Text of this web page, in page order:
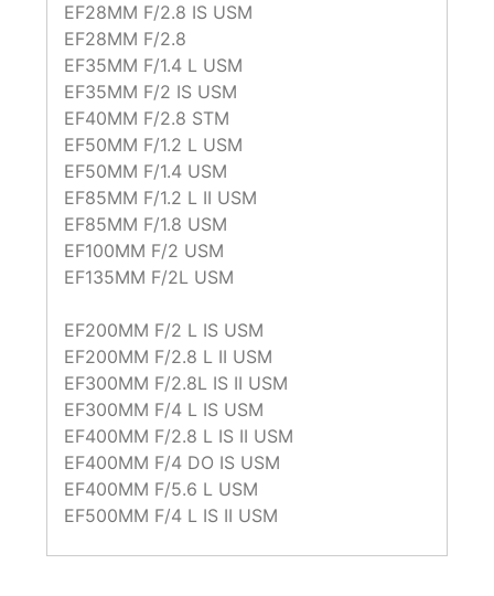
EF28MM F/2.8 IS USM
EF28MM F/2.8
EF35MM F/1.4 L USM
EF35MM F/2 IS USM
EF40MM F/2.8 STM
EF50MM F/1.2 L USM
EF50MM F/1.4 USM
EF85MM F/1.2 L II USM
EF85MM F/1.8 USM
EF100MM F/2 USM
EF135MM F/2L USM
EF200MM F/2 L IS USM
EF200MM F/2.8 L II USM
EF300MM F/2.8L IS II USM
EF300MM F/4 L IS USM
EF400MM F/2.8 L IS II USM
EF400MM F/4 DO IS USM
EF400MM F/5.6 L USM
EF500MM F/4 L IS II USM